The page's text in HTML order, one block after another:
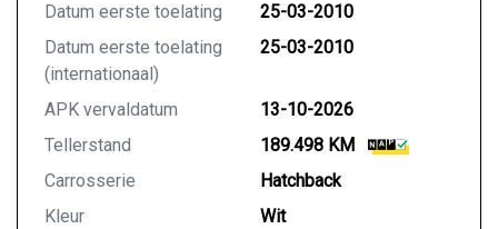
Datum eerste toelating
25-03-2010
Datum eerste toelating
(internationaal)
25-03-2010
APK vervaldatum
13-10-2026
Tellerstand
189.498 KM
Carrosserie
Hatchback
Kleur
Wit